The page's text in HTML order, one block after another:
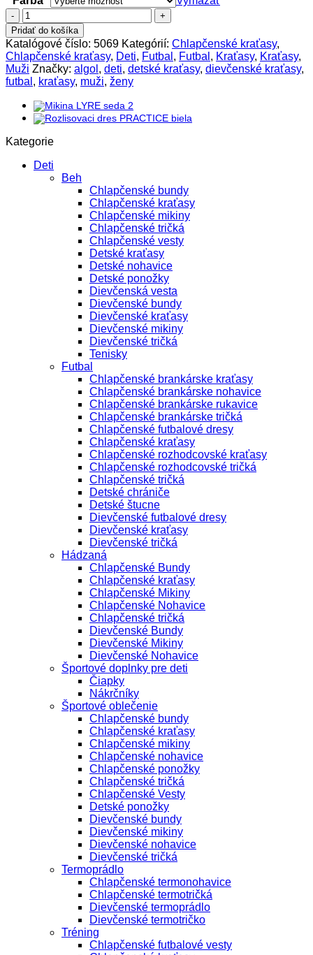
množstvo
Kraťasy
ALGOL
Pridať do košíka
Katalógové číslo: 5069 Kategórií: Chlapčenské kraťasy,
Chlapčenské kraťasy, Deti, Futbal , Futbal , Kraťasy, Kraťasy,
Muži Značky: algol , deti, detské kraťasy, dievčenské kraťasy,
futbal , kraťasy, muži, ženy
Kategorie
Deti
Beh
Chlapčenské bundy
Chlapčenské kraťasy
Chlapčenské mikiny
Chlapčenské tričká
Chlapčenské vesty
Detské kraťasy
Detské nohavice
Detské ponožky
Dievčenská vesta
Dievčenské bundy
Dievčenské kraťasy
Dievčenské mikiny
Dievčenské tričká
Tenisky
Futbal
Chlapčenské brankárske kraťasy
Chlapčenské brankárske nohavice
Chlapčenské brankárske rukavice
Chlapčenské brankárske tričká
Chlapčenské futbalové dresy
Chlapčenské kraťasy
Chlapčenské rozhodcovské kraťasy
Chlapčenské rozhodcovské tričká
Chlapčenské tričká
Detské chrániče
Detské štucne
Dievčenské futbalové dresy
Dievčenské kraťasy
Dievčenské tričká
Hádzaná
Chlapčenské Bundy
Chlapčenské kraťasy
Chlapčenské Mikiny
Chlapčenské Nohavice
Chlapčenské tričká
Dievčenské Bundy
Dievčenské Mikiny
Dievčenské Nohavice
Športové doplnky pre deti
Čiapky
Nákrčníky
Športové oblečenie
Chlapčenské bundy
Chlapčenské kraťasy
Chlapčenské mikiny
Chlapčenské nohavice
Chlapčenské ponožky
Chlapčenské tričká
Chlapčenské Vesty
Detské ponožky
Dievčenské bundy
Dievčenské mikiny
Dievčenské nohavice
Dievčenské tričká
Termoprádlo
Chlapčenské termonohavice
Chlapčenské termotričká
Dievčenské termoprádlo
Dievčenské termotričko
Tréning
Chlapčenské futbalové vesty